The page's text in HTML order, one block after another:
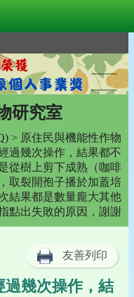
研究室
> 原住民與機能性作物
過幾次操作，結果都不
從樹上剪下成熟（咖啡
取裂開孢子播於加蓋培
結果都是數量龐大其他
點出失敗的原因，謝謝
友善列印
過幾次操作，結